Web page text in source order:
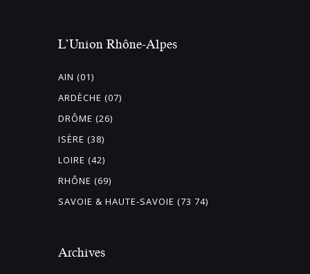
L’Union Rhône-Alpes
AIN (01)
ARDÈCHE (07)
DRÔME (26)
ISÈRE (38)
LOIRE (42)
RHÔNE (69)
SAVOIE & HAUTE-SAVOIE (73 74)
Archives